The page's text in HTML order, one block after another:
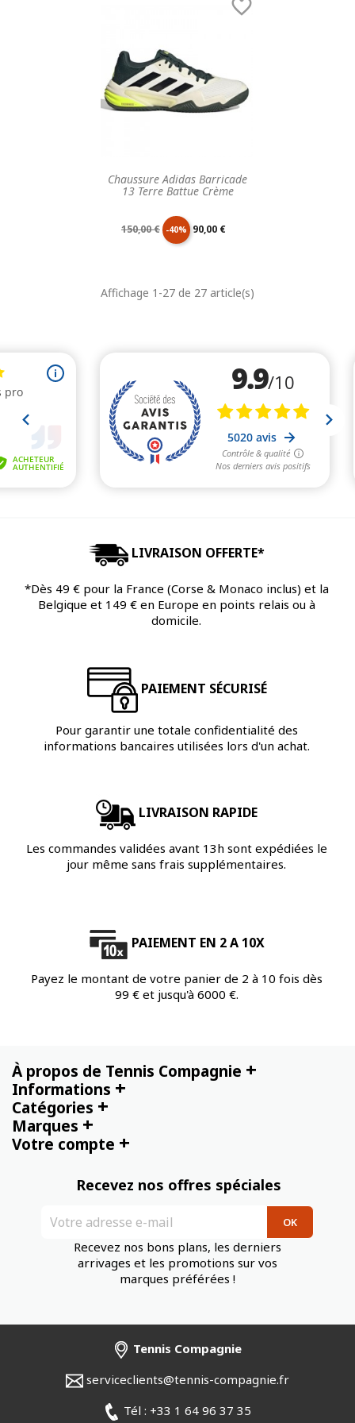
Chaussure Adidas Barricade
13 Terre Battue Crème

Prix
base
150,00 € -40% Prix
90,00 €
Affichage 1-27 de 27 article(s)
LIVRAISON OFFERTE*
*Dès 49 € pour la France (Corse & Monaco inclus) et la
Belgique et 149 € en Europe en points relais ou à
domicile.
PAIEMENT SÉCURISÉ
Pour garantir une totale confidentialité des
informations bancaires utilisées lors d'un achat.
LIVRAISON RAPIDE
Les commandes validées avant 13h sont expédiées le
jour même sans frais supplémentaires.
PAIEMENT EN 2 A 10X
Payez le montant de votre panier de 2 à 10 fois dès
99 € et jusqu'à 6000 €.
À propos de Tennis Compagnie +
Informations +
Catégories +
Marques +
Votre compte +
Recevez nos offres spéciales
Recevez nos bons plans, les derniers
arrivages et les promotions sur vos
marques préférées !
Tennis Compagnie
serviceclients@tennis-compagnie.fr
Tél : +33 1 64 96 37 35